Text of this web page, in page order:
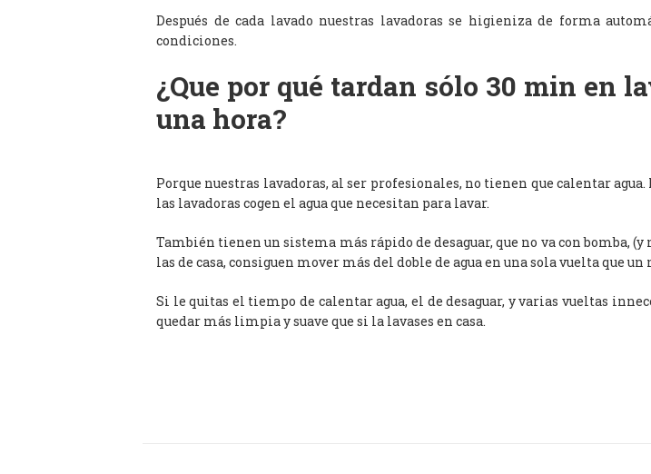
Después de cada lavado nuestras lavadoras se higieniza de forma
condiciones.
¿Que por qué tardan sólo 30 min en
una hora?
Porque nuestras lavadoras, al ser profesionales, no tienen que calentar
las lavadoras cogen el agua que necesitan para lavar.
También tienen un sistema más rápido de desaguar, que no va con bomba,
las de casa, consiguen mover más del doble de agua en una sola vuelta que
Si le quitas el tiempo de calentar agua, el de desaguar, y varias vueltas
quedar más limpia y suave que si la lavases en casa.